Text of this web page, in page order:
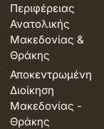
Περιφέρειας
Ανατολικής
Μακεδονίας &
Θράκης
Αποκεντρωμένη
Διοίκηση
Μακεδονίας -
Θράκης